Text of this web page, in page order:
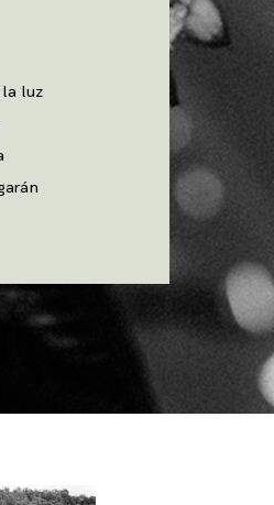
luz